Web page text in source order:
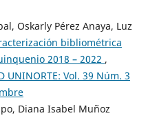
Oskarly Pérez Anaya, Luz
bibliométrica
2018 – 2022 ,
UNINORTE: Vol. 39 Núm. 3
Diana Isabel Muñoz